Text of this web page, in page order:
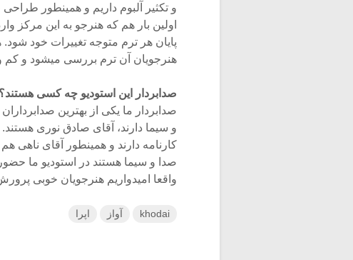
و تکثیر آلبوم داریم و همینطور
اولین بار هم که هنرجو به این مرکز
پایان هر ترم متوجه تغییرات خود
هنرجویان آن ترم بررسی میشود و کم
صدابردار این استودیو چه کسی هستند؟
صدابردار ما یکی از بهترین
و سیما دارند، آقای صادق نوری
کارنامه دارند و همینطور آقای ناهی
صدا و سیما هستند در استودیو ما
واقعا امیدواریم هنرجویان خوبی
khodai آواز اپرا